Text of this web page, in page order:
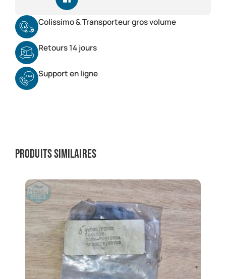
Colissimo & Transporteur gros volume
Retours 14 jours
Support en ligne
Produits similaires